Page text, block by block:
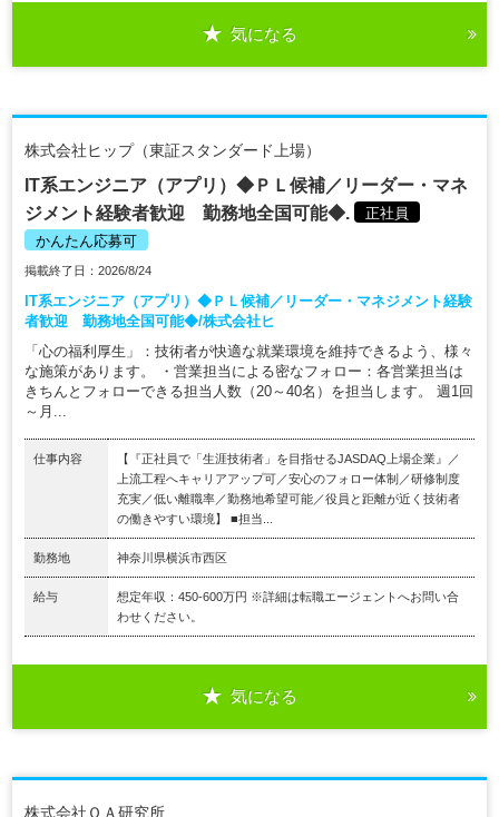
気になる
株式会社ヒップ（東証スタンダード上場）
IT系エンジニア（アプリ）◆ＰＬ候補／リーダー・マネ
ジメント経験者歓迎 勤務地全国可能◆.
正社員
かんたん応募可
掲載終了日：2026/8/24
IT系エンジニア（アプリ）◆ＰＬ候補／リーダー・マネジメント経験
者歓迎 勤務地全国可能◆/株式会社ヒ
「心の福利厚生」：技術者が快適な就業環境を維持できるよう、様々
な施策があります。 ・営業担当による密なフォロー：各営業担当は
きちんとフォローできる担当人数（20～40名）を担当します。 週1回
～月...
仕事内容
【『正社員で「生涯技術者」を目指せるJASDAQ上場企業』／
上流工程へキャリアアップ可／安心のフォロー体制／研修制度
充実／低い離職率／勤務地希望可能／役員と距離が近く技術者
の働きやすい環境】 ■担当...
勤務地 神奈川県横浜市西区
給与
想定年収：450-600万円 ※詳細は転職エージェントへお問い合
わせください。
気になる
株式会社ＯＡ研究所